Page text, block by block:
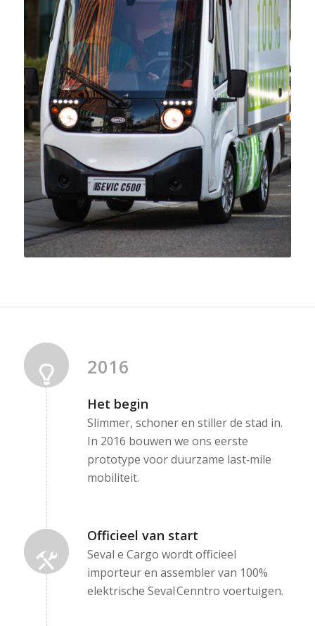
2016
Het begin
Slimmer, schoner en stiller de stad in.
In 2016 bouwen we ons eerste
prototype voor duurzame last‑mile
mobiliteit.
Officieel van start
Seval e Cargo wordt officieel
importeur en assembler van 100%
elektrische Seval Cenntro voertuigen.